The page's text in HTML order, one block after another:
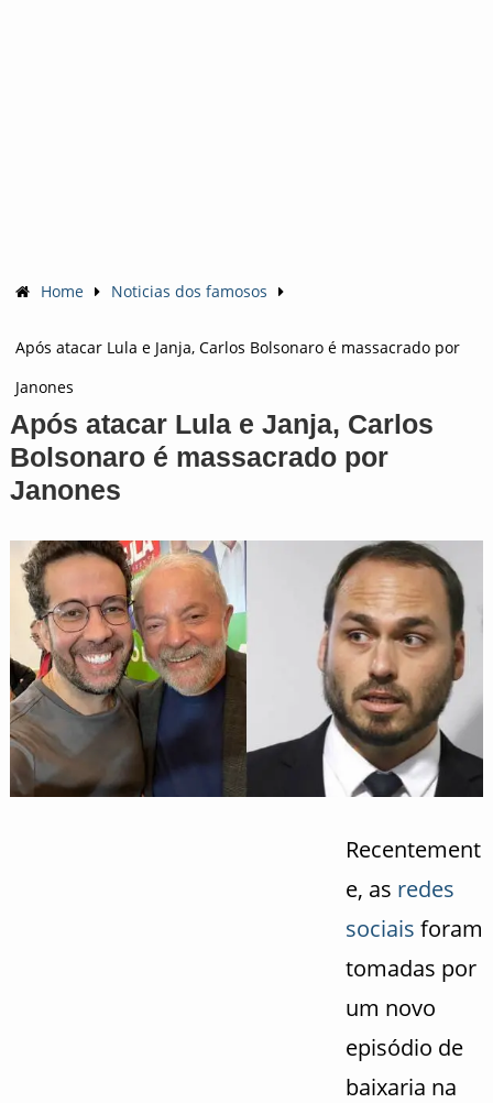
Home Noticias dos famosos
Após atacar Lula e Janja, Carlos Bolsonaro é massacrado por
Janones
Após atacar Lula e Janja, Carlos
Bolsonaro é massacrado por
Janones
Recentement
e, as redes
sociais foram
tomadas por
um novo
episódio de
baixaria na